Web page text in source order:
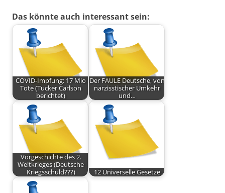
Das könnte auch interessant sein:
COVID-Impfung: 17 Mio
Tote (Tucker Carlson
berichtet)
Der FAULE Deutsche, von
narzisstischer Umkehr
und…
Vorgeschichte des 2.
Weltkrieges (Deutsche
Kriegsschuld???)
12 Universelle Gesetze